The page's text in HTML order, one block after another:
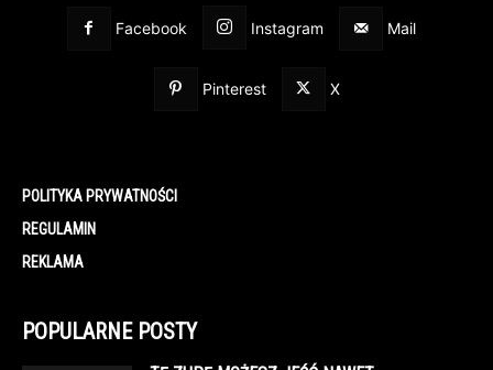
Facebook Instagram Mail
Pinterest X
POLITYKA PRYWATNOŚCI
REGULAMIN
REKLAMA
POPULARNE POSTY